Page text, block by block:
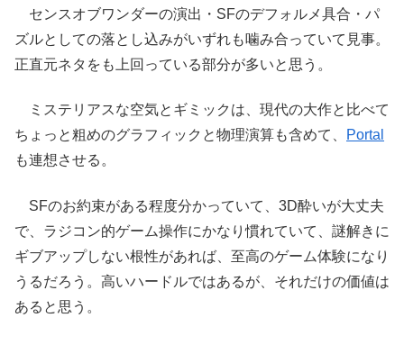
センスオブワンダーの演出・SFのデフォルメ具合・パ
ズルとしての落とし込みがいずれも噛み合っていて見事。
正直元ネタをも上回っている部分が多いと思う。
ミステリアスな空気とギミックは、現代の大作と比べて
ちょっと粗めのグラフィックと物理演算も含めて、
Portal
も連想させる。
SFのお約束がある程度分かっていて、3D酔いが大丈夫
で、ラジコン的ゲーム操作にかなり慣れていて、謎解きに
ギブアップしない根性があれば、至高のゲーム体験になり
うるだろう。高いハードルではあるが、それだけの価値は
あると思う。